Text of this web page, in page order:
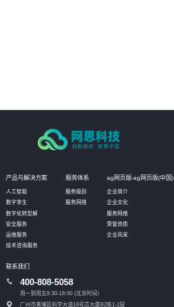
产品与解决方案
人工智能
数字孪生
数字化转型解
安全服务
运维服务
技术咨询服务
服务体系
服务级别
服务网络
ag网页版-ag网页版(中国),
企业简介
企业文化
服务网络
荣誉资质
企业风采
联系我们
400-808-5058
周一到周五9:30-18:00 (北京时间）
广州市黄埔区科学大道18号芯大厦B2栋1-2层